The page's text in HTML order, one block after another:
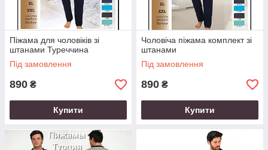
Піжама для чоловіків зі
штанами Туреччина
Під замовлення
890 ₴
Купити
Чоловіча піжама комплект зі
штанами
Під замовлення
890 ₴
Купити